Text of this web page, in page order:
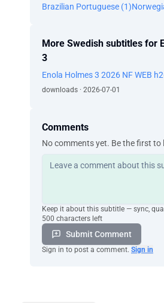
VIGSEL - TISDAG MORGON,
Det låter fel. Jag vill inte!
Holmes. Måste jag försaka
den som andra väljer åt dig.
Jag kan inte lämna honom där.
vigseln förutom ni.
- Är ni klar att åka? - Ja, åk!
Jag bör berätta att bröllopet
Brazilian Portuguese (1)
More Swedish subtitles for
3
Enola Holmes 3 2026 NF WEB
downloads · 2026-07-01
Comments
No comments yet. Be the first to
Keep it about this subtitle — sync,
500 characters left
Submit Comment
Sign in to post a comment. Sign in